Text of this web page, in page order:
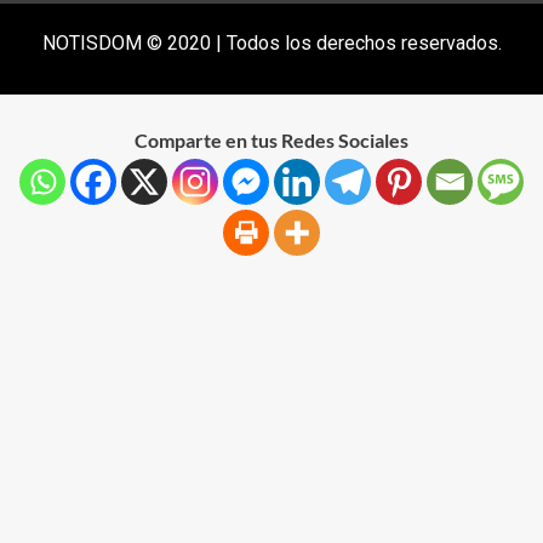
NOTISDOM © 2020 | Todos los derechos reservados.
Comparte en tus Redes Sociales